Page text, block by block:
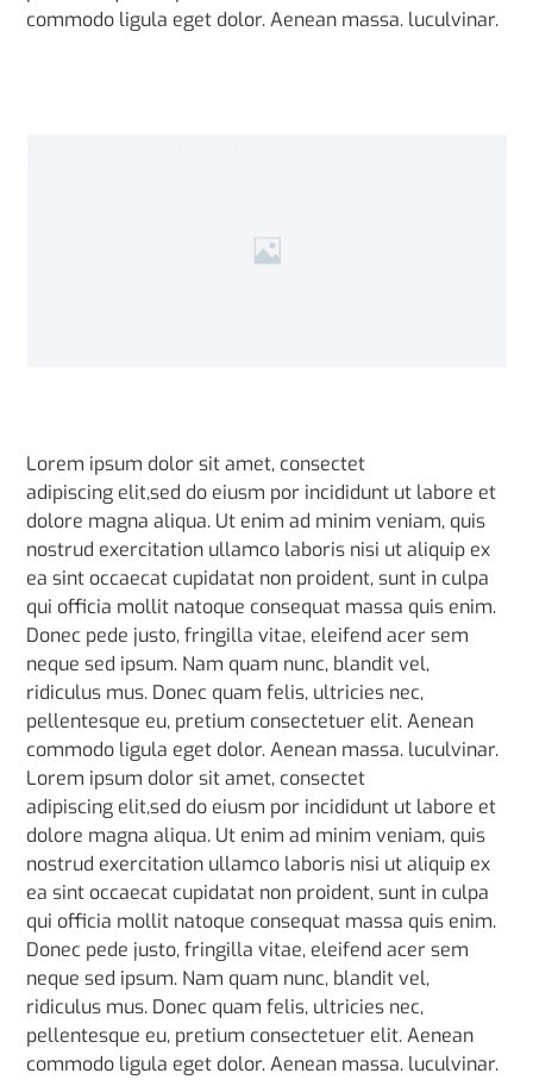
commodo ligula eget dolor. Aenean massa. luculvinar.
Lorem ipsum dolor sit amet, consectet
adipiscing elit,sed do eiusm por incididunt ut labore et
dolore magna aliqua. Ut enim ad minim veniam, quis
nostrud exercitation ullamco laboris nisi ut aliquip ex
ea sint occaecat cupidatat non proident, sunt in culpa
qui officia mollit natoque consequat massa quis enim.
Donec pede justo, fringilla vitae, eleifend acer sem
neque sed ipsum. Nam quam nunc, blandit vel,
ridiculus mus. Donec quam felis, ultricies nec,
pellentesque eu, pretium consectetuer elit. Aenean
commodo ligula eget dolor. Aenean massa. luculvinar.
Lorem ipsum dolor sit amet, consectet
adipiscing elit,sed do eiusm por incididunt ut labore et
dolore magna aliqua. Ut enim ad minim veniam, quis
nostrud exercitation ullamco laboris nisi ut aliquip ex
ea sint occaecat cupidatat non proident, sunt in culpa
qui officia mollit natoque consequat massa quis enim.
Donec pede justo, fringilla vitae, eleifend acer sem
neque sed ipsum. Nam quam nunc, blandit vel,
ridiculus mus. Donec quam felis, ultricies nec,
pellentesque eu, pretium consectetuer elit. Aenean
commodo ligula eget dolor. Aenean massa. luculvinar.